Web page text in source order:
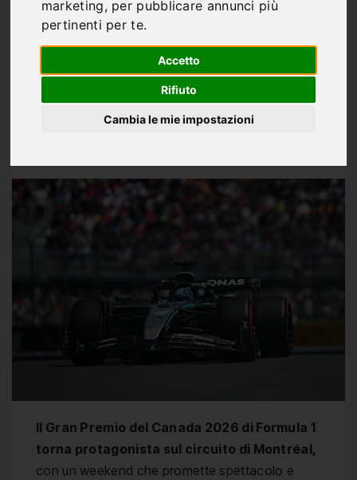
marketing, per pubblicare annunci più
pertinenti per te.
Accetto
Rifiuto
Cambia le mie impostazioni
il weekend di Montréal
Di Marco Franco
Il Gran Premio del Canada 2026 di Formula 1
torna protagonista sul circuito di Montréal,
con un weekend che promette spettacolo e